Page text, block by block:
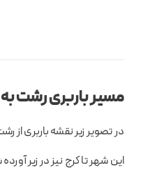
مسیر باربری رشت
در تصویر زیر نقشه باربری
این شهر تا کرج نیز در زیر